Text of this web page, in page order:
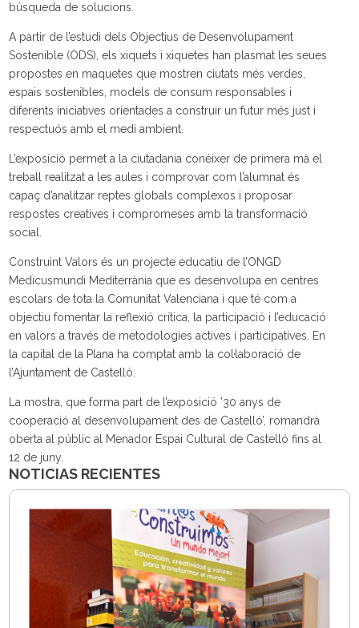
búsqueda de solucions.
A partir de l’estudi dels Objectius de Desenvolupament
Sostenible (ODS), els xiquets i xiquetes han plasmat les seues
propostes en maquetes que mostren ciutats més verdes,
espais sostenibles, models de consum responsables i
diferents iniciatives orientades a construir un futur més just i
respectuós amb el medi ambient.
L’exposició permet a la ciutadania conéixer de primera mà el
treball realitzat a les aules i comprovar com l’alumnat és
capaç d’analitzar reptes globals complexos i proposar
respostes creatives i compromeses amb la transformació
social.
Construint Valors és un projecte educatiu de l’ONGD
Medicusmundi Mediterrània que es desenvolupa en centres
escolars de tota la Comunitat Valenciana i que té com a
objectiu fomentar la reflexió crítica, la participació i l’educació
en valors a través de metodologies actives i participatives. En
la capital de la Plana ha comptat amb la col·laboració de
l’Ajuntament de Castelló.
La mostra, que forma part de l’exposició ’30 anys de
cooperació al desenvolupament des de Castelló’, romandrà
oberta al públic al Menador Espai Cultural de Castelló fins al
12 de juny.
NOTICIAS RECIENTES